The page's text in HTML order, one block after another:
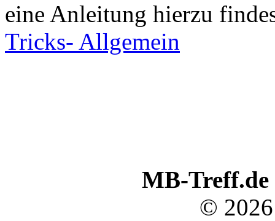
eine Anleitung hierzu
Tricks- Allgemein
MB-Treff.de
©